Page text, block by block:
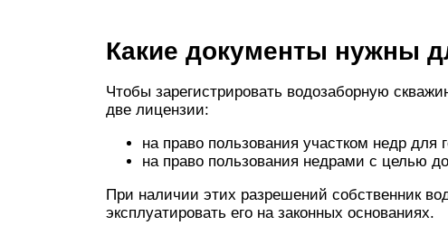
Какие документы нужны
Чтобы зарегистрировать водозаборную
две лицензии:
на право пользования участком недр для
на право пользования недрами с целью
При наличии этих разрешений собственник
эксплуатировать его на законных основаниях.